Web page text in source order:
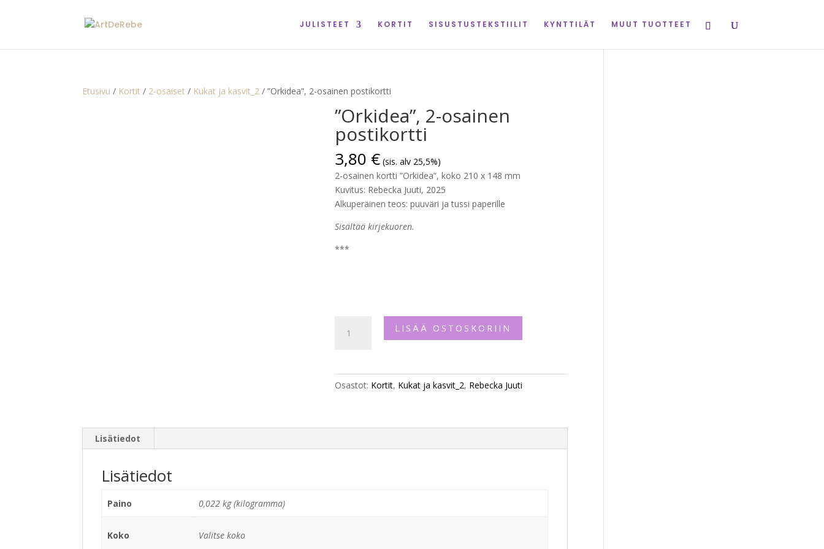
JULISTEET KORTIT SISUSTUSTEKSTIILIT KYNTTILÄT MUUT TUOTTEET
Etusivu / Kortit / 2-osaiset / Kukat ja kasvit_2 / ”Orkidea”, 2-osainen postikortti
”Orkidea”, 2-osainen
postikortti
3,80 € (sis. alv 25,5%)
2-osainen kortti ”Orkidea”, koko 210 x 148 mm
Kuvitus: Rebecka Juuti, 2025
Alkuperäinen teos: puuväri ja tussi paperille
Sisältää kirjekuoren.
***
LISÄÄ OSTOSKORIIN
Osastot: Kortit, Kukat ja kasvit_2, Rebecka Juuti
Lisätiedot
Lisätiedot
Paino 0,022 kg (kilogramma)
Koko Valitse koko